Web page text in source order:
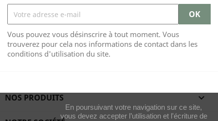
Vous pouvez vous désinscrire à tout moment. Vous
trouverez pour cela nos informations de contact dans les
conditions d'utilisation du site.
NOS PRODUITS 
En poursuivant votre navigation sur ce site,
vous devez accepter l’utilisation et l'écriture de